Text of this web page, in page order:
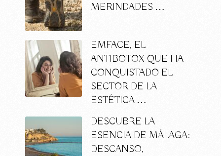
MERINDADES …
EMFACE, EL
ANTIBOTOX QUE HA
CONQUISTADO EL
SECTOR DE LA
ESTÉTICA …
DESCUBRE LA
ESENCIA DE MÁLAGA:
DESCANSO,